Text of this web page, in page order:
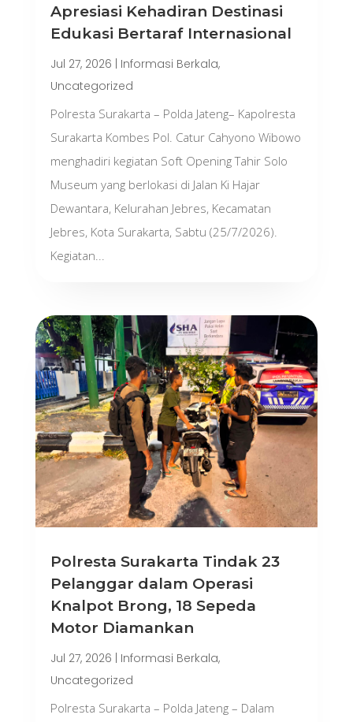
Apresiasi Kehadiran Destinasi
Edukasi Bertaraf Internasional
Jul 27, 2026 Informasi Berkala,
Uncategorized
Polresta Surakarta – Polda Jateng– Kapolresta
Surakarta Kombes Pol. Catur Cahyono Wibowo
menghadiri kegiatan Soft Opening Tahir Solo
Museum yang berlokasi di Jalan Ki Hajar
Dewantara, Kelurahan Jebres, Kecamatan
Jebres, Kota Surakarta, Sabtu (25/7/2026).
Kegiatan...
Polresta Surakarta Tindak 23
Pelanggar dalam Operasi
Knalpot Brong, 18 Sepeda
Motor Diamankan
Jul 27, 2026 | Informasi Berkala,
Uncategorized
Polresta Surakarta – Polda Jateng – Dalam